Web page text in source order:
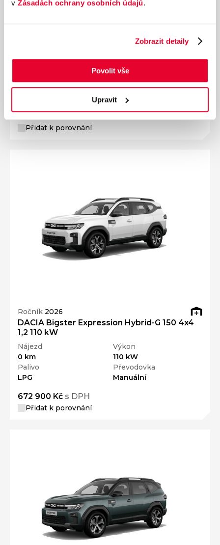
v Zásadách ochrany osobních údajů.
Zobrazit detaily
Povolit vše
Upravit
Výkon
Palivo
Převodovka
Automatická
Přidat k porovnání
Ročník 2026
DACIA Bigster Expression Hybrid-G 150 4x4
1,2 110 kW
Nájezd
0 km
Výkon
110 kW
Palivo
LPG
Převodovka
Manuální
672 900 Kč s DPH
Přidat k porovnání